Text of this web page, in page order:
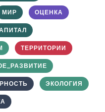
МИР ОЦЕНКА
ТЕРРИТОРИИ
ЭКОЛОГИЯ